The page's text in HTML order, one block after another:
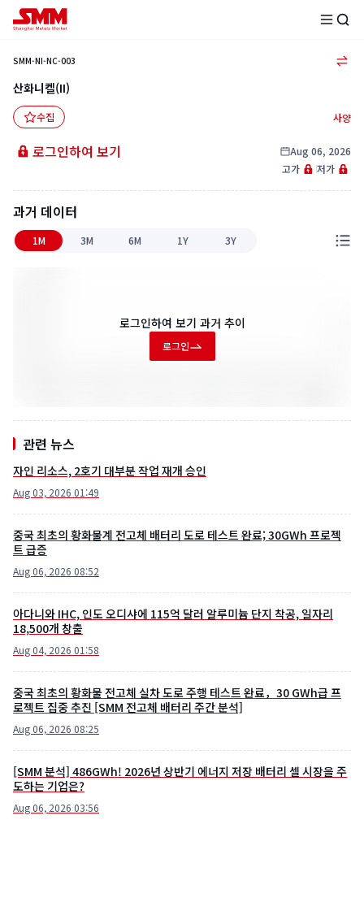
SMM-NI-NC-003
산화니켈(II)
수집 사양
로그인하여 보기
Aug 06, 2026
고가
저가
과거 데이터
1M 3M 6M 1Y 3Y
로그인하여 보기 과거 추이
로그인
관련 뉴스
자인 리소스, 2호기 대부분 작업 재개 승인
Aug 03, 2026 01:49
중국 최초의 황화물계 전고체 배터리 도로 테스트 완료; 30GWh 프로젝
트 급증
Aug 06, 2026 08:52
아다니와 IHC, 인도 오디샤에 115억 달러 알루미늄 단지 착공, 일자리
18,500개 창출
Aug 04, 2026 01:58
중국 최초의 황화물 전고체 실차 도로 주행 테스트 완료，30 GWh급 프
로젝트 집중 추진 [SMM 전고체 배터리 주간 분석]
Aug 06, 2026 08:25
[SMM 분석] 486GWh! 2026년 상반기 에너지 저장 배터리 셀 시장을 주
도하는 기업은?
Aug 06, 2026 03:56